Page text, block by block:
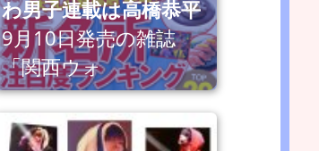
わ男子連載は高橋恭平
9月10日発売の雑誌
「関西ウォ